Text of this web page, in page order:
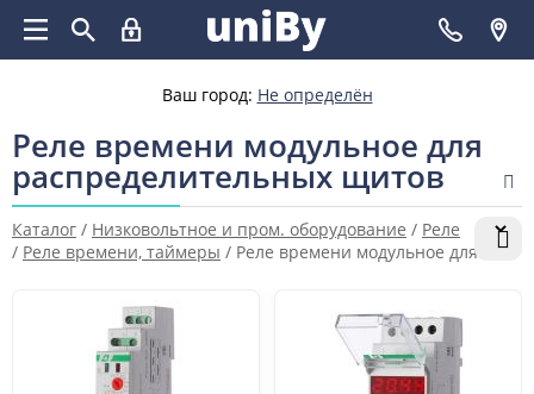
Ваш город: Не определён
Реле времени модульное для
распределительных щитов
Каталог / Низковольтное и пром. оборудование / Реле
/ Реле времени, таймеры / Реле времени модульное для